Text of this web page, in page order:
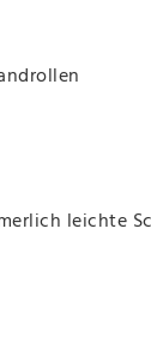
leichte